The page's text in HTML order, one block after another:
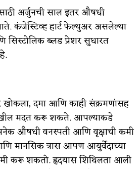
अर्जुनची साल इतर औषधी
कंजेस्टिव्ह हार्ट फेल्युअर असलेल्या
सिस्टोलिक ब्लड प्रेशर सुधारत
खोकला, दमा आणि काही संक्रमणांसह
मदत करू शकते. आपल्याकडे
औषधी वनस्पती आणि वृक्षाची कमी
मानसिक त्रास आपण आयुर्वेदाच्या
करू शकतो. हृदयास शिथिलता आली